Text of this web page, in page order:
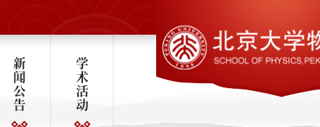
新
闻
公
告
学
术
活
动